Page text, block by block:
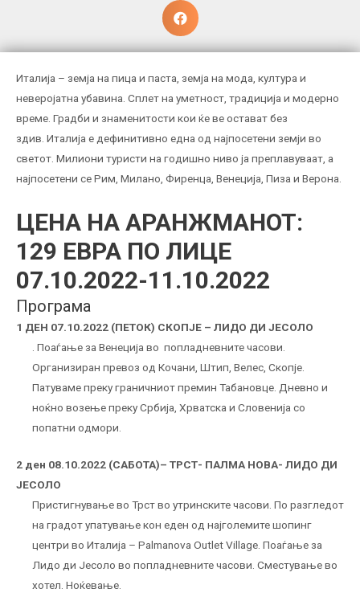
Италија – земја на пица и паста, земја на мода, култура и
неверојатна убавина. Сплет на уметност, традиција и модерно
време. Градби и знаменитости кои ќе ве остават без
здив. Италија е дефинитивно една од најпосетени земји во
светот. Милиони туристи на годишно ниво ја преплавуваат, а
најпосетени се Рим, Милано, Фиренца, Венеција, Пиза и Верона.
ЦЕНА НА АРАНЖМАНОТ:
129 ЕВРА ПО ЛИЦЕ
07.10.2022-11.10.2022
Програма
1 ДЕН 07.10.2022 (ПЕТОК) СКОПЈЕ – ЛИДО ДИ ЈЕСОЛО
. Поаѓање за Венеција во попладневните часови.
Организиран превоз од Кочани, Штип, Велес, Скопје.
Патуваме преку граничниот премин Табановце. Дневно и
ноќно возење преку Србија, Хрватска и Словенија со
попатни одмори.
2 ден 08.10.2022 (САБОТА)– ТРСТ- ПАЛМА НОВА- ЛИДО ДИ
ЈЕСОЛО
Пристигнување во Трст во утринските часови. По разгледот
на градот упатување кон еден од најголемите шопинг
центри во Италија – Palmanova Outlet Village. Поаѓање за
Лидо ди Јесоло во попладневните часови. Сместување во
хотел. Ноќевање.